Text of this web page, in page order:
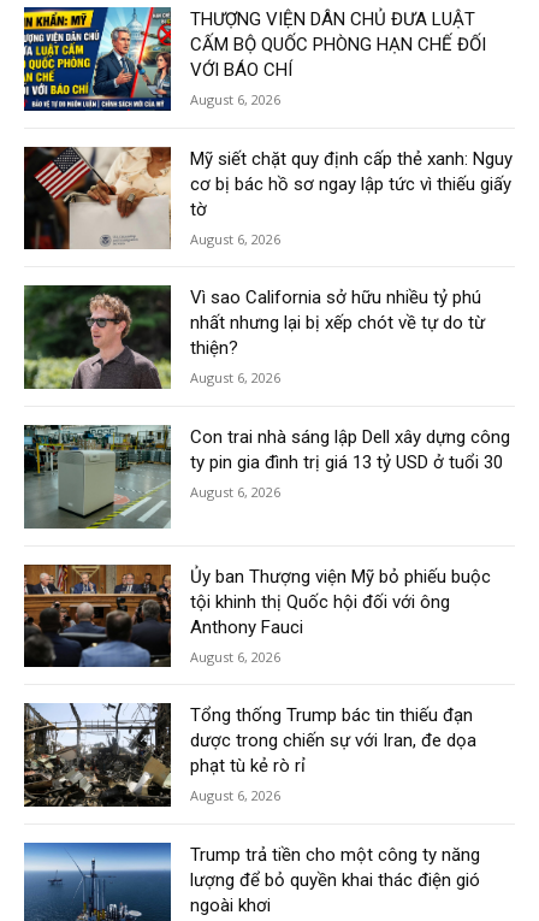
THƯỢNG VIỆN DÂN CHỦ ĐƯA LUẬT
CẤM BỘ QUỐC PHÒNG HẠN CHẾ ĐỐI
VỚI BÁO CHÍ
August 6, 2026
Mỹ siết chặt quy định cấp thẻ xanh: Nguy
cơ bị bác hồ sơ ngay lập tức vì thiếu giấy
tờ
August 6, 2026
Vì sao California sở hữu nhiều tỷ phú
nhất nhưng lại bị xếp chót về tự do từ
thiện?
August 6, 2026
Con trai nhà sáng lập Dell xây dựng công
ty pin gia đình trị giá 13 tỷ USD ở tuổi 30
August 6, 2026
Ủy ban Thượng viện Mỹ bỏ phiếu buộc
tội khinh thị Quốc hội đối với ông
Anthony Fauci
August 6, 2026
Tổng thống Trump bác tin thiếu đạn
dược trong chiến sự với Iran, đe dọa
phạt tù kẻ rò rỉ
August 6, 2026
Trump trả tiền cho một công ty năng
lượng để bỏ quyền khai thác điện gió
ngoài khơi